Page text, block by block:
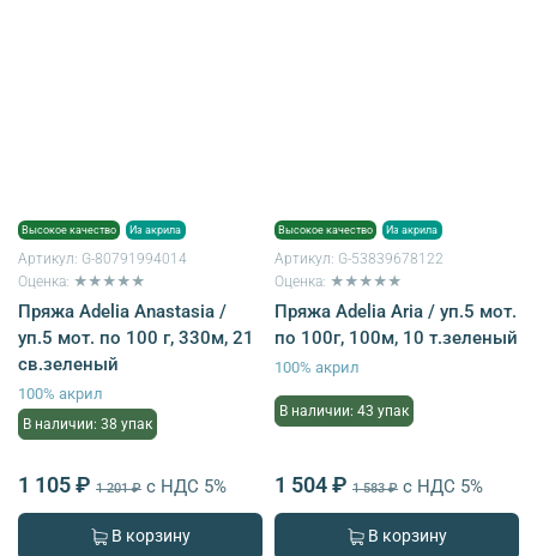
Высокое качество Из акрила
Артикул: G-80791994014
Оценка: ★★★★★
Пряжа Adelia Anastasia /
уп.5 мот. по 100 г, 330м, 21
св.зеленый
100% акрил
В наличии: 38 упак
1 105 ₽ 1 201 ₽ с НДС 5%
В корзину
Высокое качество Из акрила
Артикул: G-53839678122
Оценка: ★★★★★
Пряжа Adelia Aria / уп.5 мот.
по 100г, 100м, 10 т.зеленый
100% акрил
В наличии: 43 упак
1 504 ₽ 1 583 ₽ с НДС 5%
В корзину